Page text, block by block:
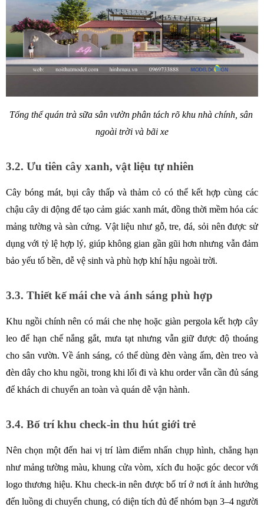
Tổng thể quán trà sữa sân vườn phân tách rõ khu nhà chính, sân
ngoài trời và bãi xe
3.2. Ưu tiên cây xanh, vật liệu tự nhiên
Cây bóng mát, bụi cây thấp và thảm cỏ có thể kết hợp cùng các
chậu cây di động để tạo cảm giác xanh mát, đồng thời mềm hóa các
mảng tường và sàn cứng. Vật liệu như gỗ, tre, đá, sỏi nên được sử
dụng với tỷ lệ hợp lý, giúp không gian gần gũi hơn nhưng vẫn đảm
bảo yếu tố bền, dễ vệ sinh và phù hợp khí hậu ngoài trời.
3.3. Thiết kế mái che và ánh sáng phù hợp
Khu ngồi chính nên có mái che nhẹ hoặc giàn pergola kết hợp cây
leo để hạn chế nắng gắt, mưa tạt nhưng vẫn giữ được độ thoáng
cho sân vườn. Về ánh sáng, có thể dùng đèn vàng ấm, đèn treo và
đèn dây cho khu ngồi, trong khi lối đi và khu order vẫn cần đủ sáng
để khách di chuyển an toàn và quán dễ vận hành.
3.4. Bố trí khu check-in thu hút giới trẻ
Nên chọn một đến hai vị trí làm điểm nhấn chụp hình, chẳng hạn
như mảng tường màu, khung cửa vòm, xích đu hoặc góc decor với
logo thương hiệu. Khu check-in nên được bố trí ở nơi ít ảnh hưởng
đến luồng di chuyển chung, có diện tích đủ để nhóm bạn 3–4 người